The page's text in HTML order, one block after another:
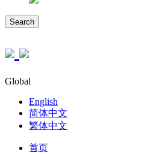
Search
Global
English
简体中文
繁体中文
首页